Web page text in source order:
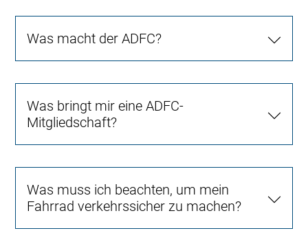
Was macht der ADFC?
Was bringt mir eine ADFC-
Mitgliedschaft?
Was muss ich beachten, um mein
Fahrrad verkehrssicher zu machen?